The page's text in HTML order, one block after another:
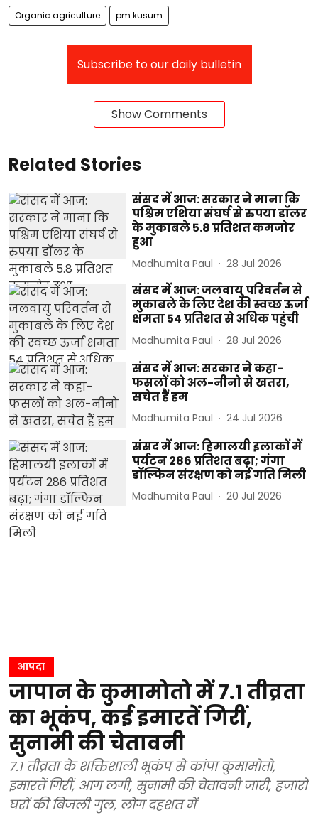
Organic agriculture pm kusum
Subscribe to our daily bulletin
Show Comments
Related Stories
संसद में आज: सरकार ने माना कि
पश्चिम एशिया संघर्ष से रुपया डॉलर
के मुकाबले 5.8 प्रतिशत कमजोर
हुआ
Madhumita Paul 28 Jul 2026
संसद में आज: जलवायु परिवर्तन से
मुकाबले के लिए देश की स्वच्छ ऊर्जा
क्षमता 54 प्रतिशत से अधिक पहुंची
Madhumita Paul 28 Jul 2026
संसद में आज: सरकार ने कहा-
फसलों को अल-नीनो से खतरा,
सचेत हैं हम
Madhumita Paul 24 Jul 2026
संसद में आज: हिमालयी इलाकों में
पर्यटन 286 प्रतिशत बढ़ा; गंगा
डॉल्फिन संरक्षण को नई गति मिली
Madhumita Paul 20 Jul 2026
आपदा
जापान के कुमामोतो में 7.1 तीव्रता
का भूकंप, कई इमारतें गिरीं,
सुनामी की चेतावनी
7.1 तीव्रता के शक्तिशाली भूकंप से कांपा कुमामोतो,
इमारतें गिरीं, आग लगी, सुनामी की चेतावनी जारी, हजारों
घरों की बिजली गुल, लोग दहशत में